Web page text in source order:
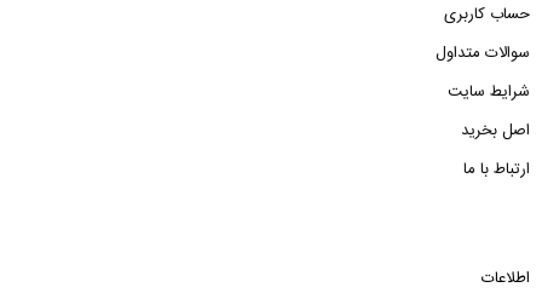
حساب کاربری
سوالات متداول
شرایط سایت
اصل بخرید
ارتباط با ما
اطلاعات